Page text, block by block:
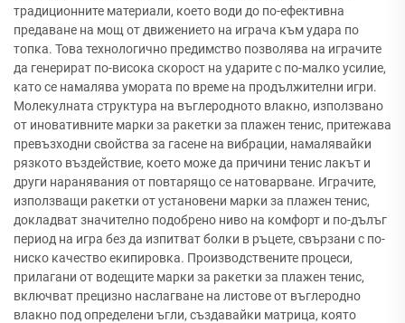
традиционните материали, което води до по-ефективна
предаване на мощ от движението на играча към удара по
топка. Това технологично предимство позволява на играчите
да генерират по-висока скорост на ударите с по-малко усилие,
като се намалява умората по време на продължителни игри.
Молекулната структура на въглеродното влакно, използвано
от иновативните марки за ракетки за плажен тенис, притежава
превъзходни свойства за гасене на вибрации, намалявайки
рязкото въздействие, което може да причини тенис лакът и
други наранявания от повтарящо се натоварване. Играчите,
използващи ракетки от установени марки за плажен тенис,
докладват значително подобрено ниво на комфорт и по-дълъг
период на игра без да изпитват болки в ръцете, свързани с по-
ниско качество екипировка. Производствените процеси,
прилагани от водещите марки за ракетки за плажен тенис,
включват прецизно наслагване на листове от въглеродно
влакно под определени ъгли, създавайки матрица, която